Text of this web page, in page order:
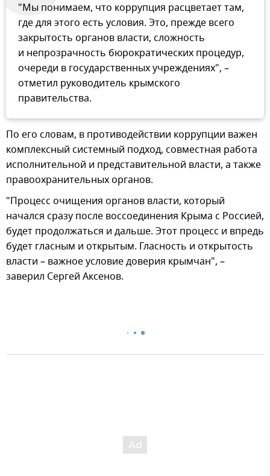
"Мы понимаем, что коррупция расцветает там,
где для этого есть условия. Это, прежде всего
закрытость органов власти, сложность
и непрозрачность бюрократических процедур,
очереди в государственных учреждениях", –
отметил руководитель крымского
правительства.
По его словам, в противодействии коррупции важен
комплексный системный подход, совместная работа
исполнительной и представительной власти, а также
правоохранительных органов.
"Процесс очищения органов власти, который
начался сразу после воссоединения Крыма с Россией,
будет продолжаться и дальше. Этот процесс и впредь
будет гласным и открытым. Гласность и открытость
власти – важное условие доверия крымчан", –
заверил Сергей Аксенов.